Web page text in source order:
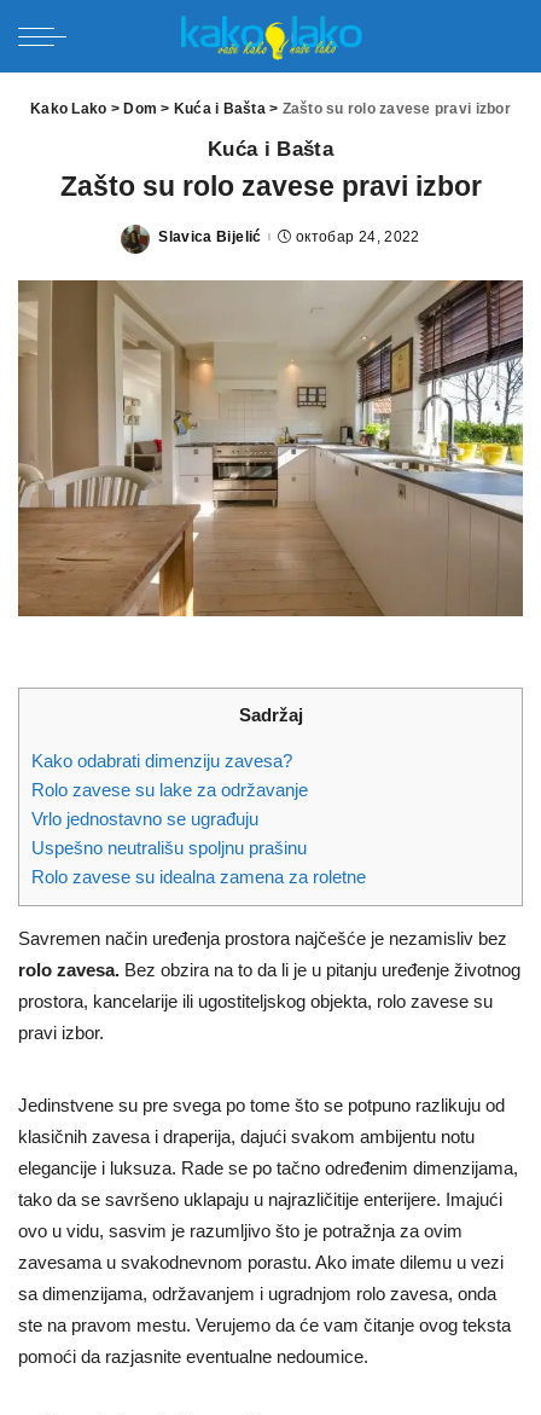
Kako Lako > Dom > Kuća i Bašta> Zašto su rolo zavese pravi izbor
Kuća i Bašta
Zašto su rolo zavese pravi izbor
Posted
Slavica Bijelić октобар 24, 2022
Sadržaj
Kako odabrati dimenziju zavesa?
Rolo zavese su lake za održavanje
Vrlo jednostavno se ugrađuju
Uspešno neutrališu spoljnu prašinu
Rolo zavese su idealna zamena za roletne
Savremen način uređenja prostora najčešće je nezamisliv bez
rolo zavesa. Bez obzira na to da li je u pitanju uređenje životnog
prostora, kancelarije ili ugostiteljskog objekta, rolo zavese su
pravi izbor.
Jedinstvene su pre svega po tome što se potpuno razlikuju od
klasičnih zavesa i draperija, dajući svakom ambijentu notu
elegancije i luksuza. Rade se po tačno određenim dimenzijama,
tako da se savršeno uklapaju u najrazličitije enterijere. Imajući
ovo u vidu, sasvim je razumljivo što je potražnja za ovim
zavesama u svakodnevnom porastu. Ako imate dilemu u vezi
sa dimenzijama, održavanjem i ugradnjom rolo zavesa, onda
ste na pravom mestu. Verujemo da će vam čitanje ovog teksta
pomoći da razjasnite eventualne nedoumice.